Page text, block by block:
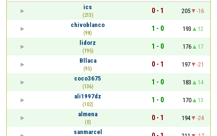
ics
(213)
0 - 1 205
-16
chivoblanco
(98)
1 - 0 193
12
lidorz
(195)
1 - 0 176
17
Bllaca
(95)
0 - 1 197
-21
coco3675
(136)
1 - 0 183
14
ali1997dz
(102)
1 - 0 170
13
almena
(0)
0 - 1 194
-24
sanmarcel